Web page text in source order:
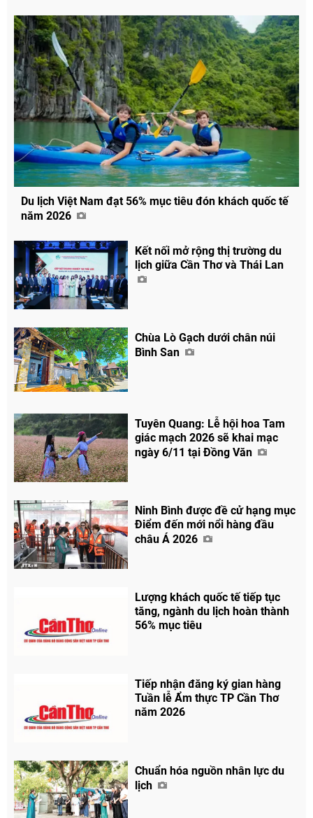
Du lịch Việt Nam đạt 56% mục tiêu đón khách quốc tế
năm 2026
Kết nối mở rộng thị trường du
lịch giữa Cần Thơ và Thái Lan
Chùa Lò Gạch dưới chân núi
Bình San
Tuyên Quang: Lễ hội hoa Tam
giác mạch 2026 sẽ khai mạc
ngày 6/11 tại Đồng Văn
Ninh Bình được đề cử hạng mục
Điểm đến mới nổi hàng đầu
châu Á 2026
Lượng khách quốc tế tiếp tục
tăng, ngành du lịch hoàn thành
56% mục tiêu
Tiếp nhận đăng ký gian hàng
Tuần lễ Ẩm thực TP Cần Thơ
năm 2026
Chuẩn hóa nguồn nhân lực du
lịch